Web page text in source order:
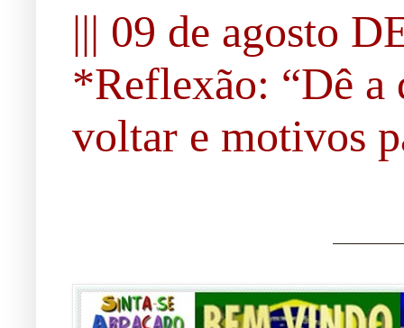
||| 09 de agosto
*Reflexão: “Dê a
voltar e motivos